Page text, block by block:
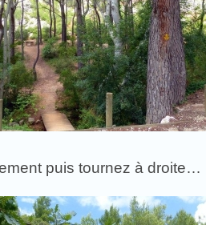
puis tournez à droite…